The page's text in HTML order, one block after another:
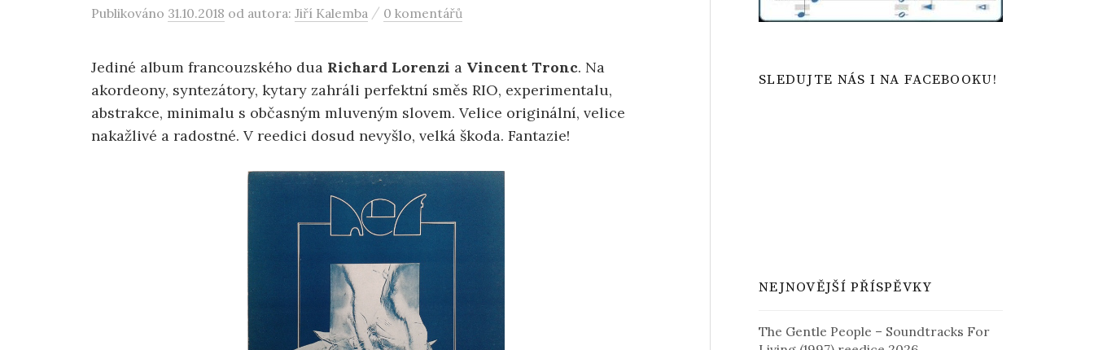
Publikováno 31.10.2018 od autora: Jiří Kalemba / 0 komentářů
Jediné album francouzského dua Richard Lorenzi a Vincent Tronc. Na
akordeony, syntezátory, kytary zahráli perfektní směs RIO, experimentalu,
abstrakce, minimalu s občasným mluveným slovem. Velice originální, velice
nakažlivé a radostné. V reedici dosud nevyšlo, velká škoda. Fantazie!
SLEDUJTE NÁS I NA FACEBOOKU!
NEJNOVĚJŠÍ PŘÍSPĚVKY
The Gentle People – Soundtracks For